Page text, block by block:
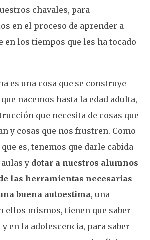
chavales, para
en el proceso de aprender a
en los tiempos que les ha tocado
es una cosa que se construye
nacemos hasta la edad adulta,
que necesita de cosas que
y cosas que nos frustren. Como
es, tenemos que darle cabida
y dotar a nuestros alumnos
las herramientas necesarias
buena autoestima, una
ellos mismos, tienen que saber
en la adolescencia, para saber